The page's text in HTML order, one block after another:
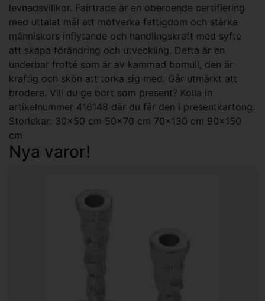
levnadsvillkor. Fairtrade är en oberoende certifiering
med uttalat mål att motverka fattigdom och stärka
människors inflytande och handlingskraft med syfte
att skapa förändring och utveckling. Detta är en
underbar frotté som är av kammad bomull, den är
kraftig och skön att torka sig med. Går utmärkt att
brodera. Vill du ge bort som present? Kolla in
artikelnummer 416148 där du får den i presentkartong.
Storlekar: 30x50 cm 50x70 cm 70x130 cm 90x150
cm
Nya varor!